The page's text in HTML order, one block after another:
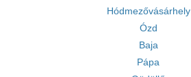
Hódmezővásárhely
Ózd
Baja
Pápa